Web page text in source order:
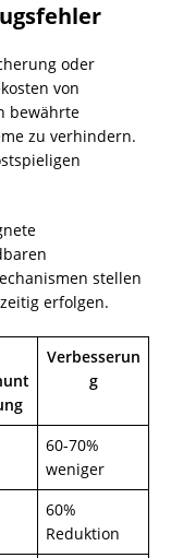
oder
von
bewährte
zu verhindern.
stellen
erfolgen.
Verbesserun
g
60-70%
weniger
60%
Reduktion